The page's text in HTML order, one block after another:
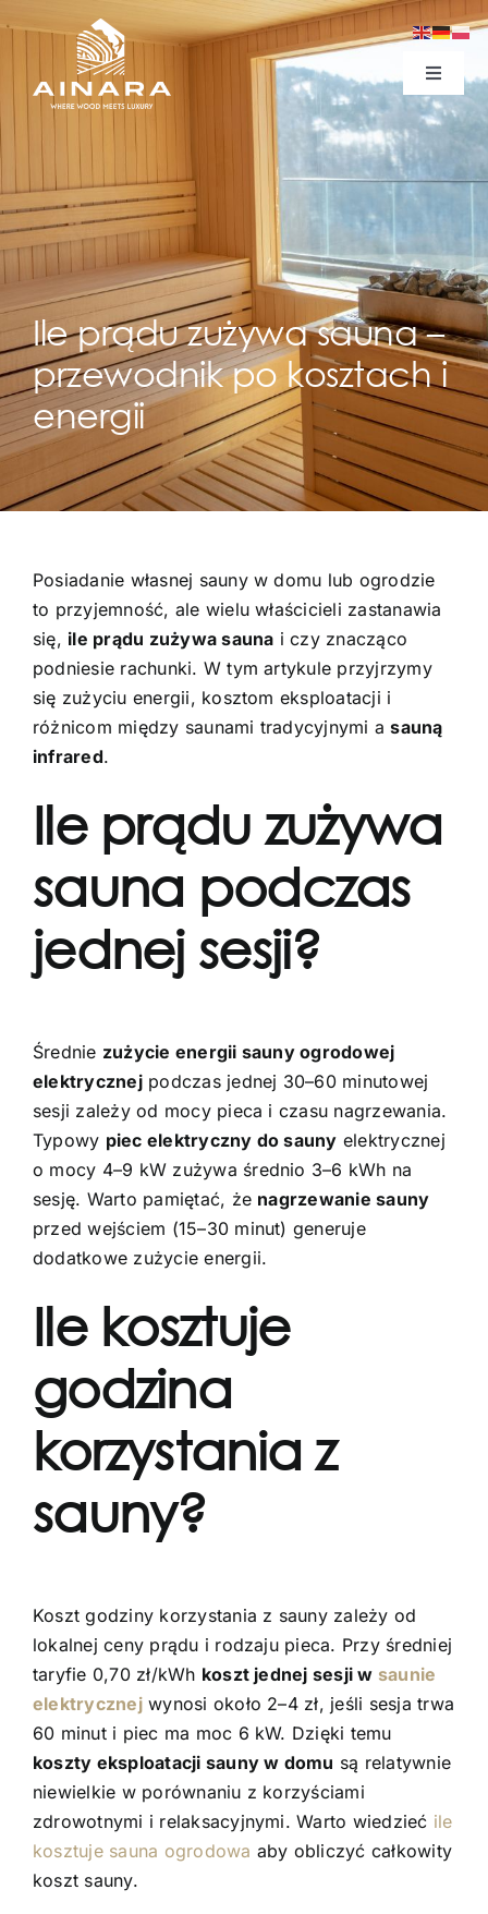
Toggle
tiktok
Youtube
Ile prądu zużywa sauna –
przewodnik po kosztach i
energii
Posiadanie własnej sauny w domu lub ogrodzie
to przyjemność, ale wielu właścicieli zastanawia
się, ile prądu zużywa sauna i czy znacząco
podniesie rachunki. W tym artykule przyjrzymy
się zużyciu energii, kosztom eksploatacji i
różnicom między saunami tradycyjnymi asauną
infrared.
Ile prądu zużywa
sauna podczas
jednej sesji?
Średnie zużycie energii sauny ogrodowej
elektrycznejpodczas jednej 30–60 minutowej
sesji zależy od mocy pieca i czasu nagrzewania.
Typowy piec elektryczny do sauny elektrycznej
o mocy 4–9 kW zużywa średnio 3–6 kWh na
sesję. Warto pamiętać, że nagrzewanie sauny
przed wejściem (15–30 minut) generuje
dodatkowe zużycie energii.
Ile kosztuje
godzina
korzystania z
sauny?
Koszt godziny korzystania z sauny zależy od
lokalnej ceny prądu i rodzaju pieca. Przy średniej
taryfie 0,70 zł/kWh koszt jednej sesji w saunie
elektrycznejwynosi około 2–4 zł, jeśli sesja trwa
60 minut i piec ma moc 6 kW. Dzięki temu
koszty eksploatacji sauny w domu są relatywnie
niewielkie w porównaniu z korzyściami
zdrowotnymi i relaksacyjnymi. Warto wiedzieć ile
kosztuje sauna ogrodowa aby obliczyć całkowity
koszt sauny.